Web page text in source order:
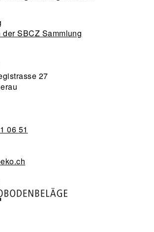
der SBCZ Sammlung
27
06 51